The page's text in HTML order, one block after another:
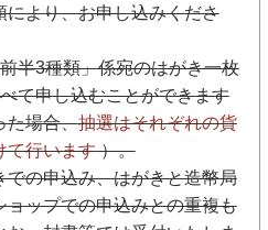
により、お申し込みくださ
半3種類」係宛のはがき一枚
て申し込むことができます
た場合、抽選はそれぞれの貨
て行います）。
の申込み、はがきと造幣局
ョップでの申込みとの重複も